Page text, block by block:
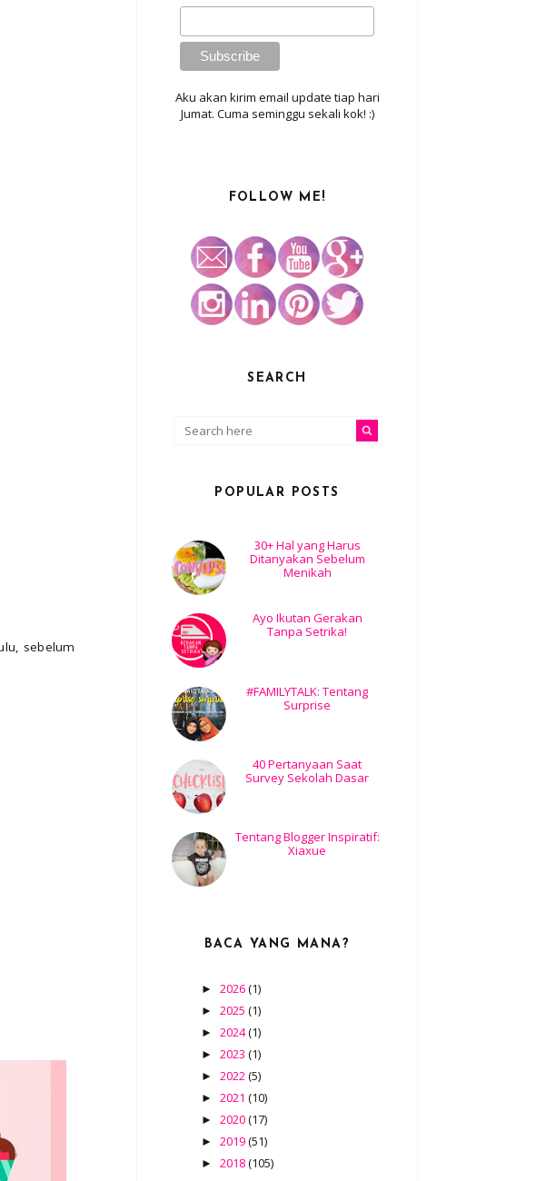
sebelum
Aku akan kirim email update tiap hari
Jumat. Cuma seminggu sekali kok! :)
FOLLOW ME!
SEARCH
POPULAR POSTS
30+ Hal yang Harus
Ditanyakan Sebelum
Menikah
Ayo Ikutan Gerakan
Tanpa Setrika!
#FAMILYTALK: Tentang
Surprise
40 Pertanyaan Saat
Survey Sekolah Dasar
Tentang Blogger Inspiratif:
Xiaxue
BACA YANG MANA?
►2026(1)
►2025(1)
►2024(1)
►2023(1)
►2022(5)
►2021(10)
►2020(17)
►2019(51)
►2018(105)